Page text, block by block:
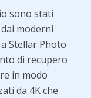
sono stati
moderni
Stellar Photo
di recupero
in modo
da 4K che